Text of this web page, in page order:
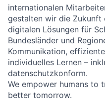
internationalen
gestalten wir die Zukunft
digitalen Lösungen für
Bundesländer und
Kommunikation,
individuelles Lernen –
datenschutzkonform.
We empower humans to
better tomorrow.